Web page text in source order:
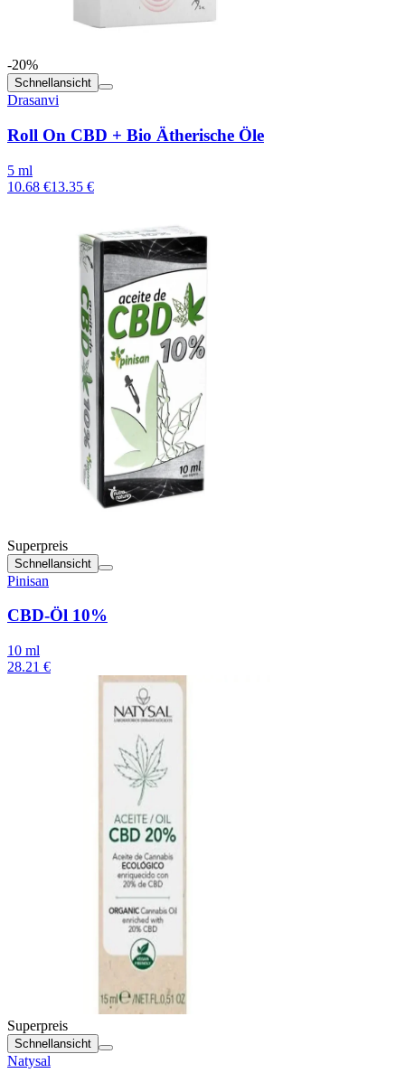
-20%
Schnellansicht
Drasanvi
Roll On CBD + Bio Ätherische Öle
5 ml
10.68 €13.35 €
Superpreis
Schnellansicht
Pinisan
CBD-Öl 10%
10 ml
28.21 €
Superpreis
Schnellansicht
Natysal